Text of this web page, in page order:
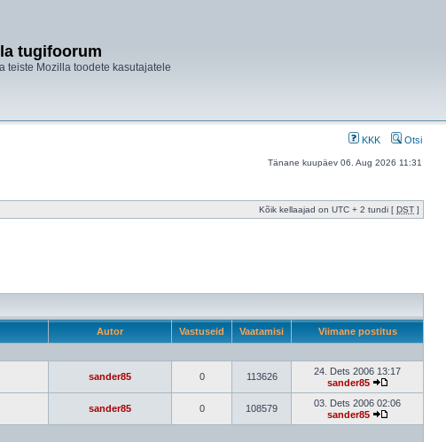
tugifoorum
teiste Mozilla toodete kasutajatele
KKK Otsi
Tänane kuupäev 06. Aug 2026 11:31
Kõik kellaajad on UTC + 2 tundi [ DST ]
Autor Vastuseid Vaatamisi Viimane postitus
sander85 0 113626
24. Dets 2006 13:17
sander85
sander85 0 108579
03. Dets 2006 02:06
sander85